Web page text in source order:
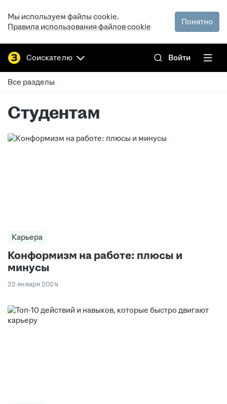
Мы используем файлы cookie.
Правила использования файлов cookie
Понятно
Соискателю Войти
Все разделы
Студентам
Карьера
Конформизм на работе: плюсы и
минусы
22 января 2024